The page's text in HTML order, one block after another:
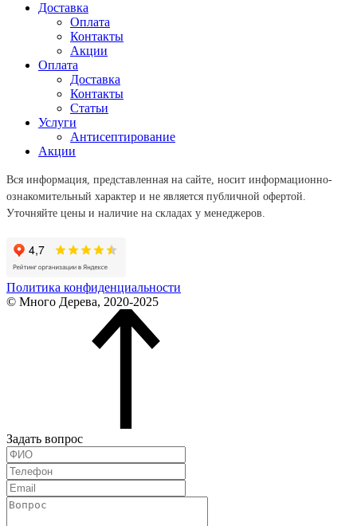
Доставка
Оплата
Контакты
Акции
Оплата
Доставка
Контакты
Статьи
Услуги
Антисептирование
Акции
Вся информация, представленная на сайте, носит информационно-
ознакомительный характер и не является публичной офертой.
Уточняйте цены и наличие на складах у менеджеров.
Политика конфиденциальности
© Много Дерева, 2020-2025
Задать вопрос